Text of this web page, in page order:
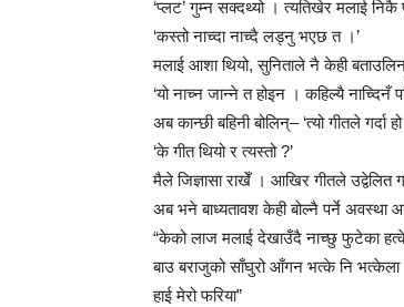
‘प्लट’ गुम्न सक्दथ्यो । त्यतिखेर मलाई
‘कस्तो नाच्दा नाच्दै लड्नु भएछ त ।’
मलाई आशा थियो, सुनिताले नै केही
‘यो नाच्न जान्ने त होइन । कहिल्यै
अब कान्छी बहिनी बोलिन्– ‘त्यो गीतले गर्दा
‘के गीत थियो र त्यस्तो ?’
मैले जिज्ञासा राखेँ । आखिर गीतले उद्वेलित
अब भने बाध्यतावश केही बोल्नै पर्ने
“केको लाज मलाई देखाउँदै नाच्छु फुटेका
बाउ बराजुको साँघुरो आँगन भत्के नि भत्केला
हाई मेरो फरिया”